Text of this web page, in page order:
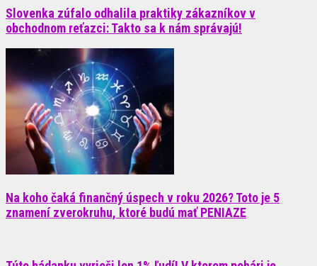
Slovenka zúfalo odhalila praktiky zákazníkov v
obchodnom reťazci: Takto sa k nám správajú!
Na koho čaká finančný úspech v roku 2026? Toto je 5
znamení zverokruhu, ktoré budú mať PENIAZE